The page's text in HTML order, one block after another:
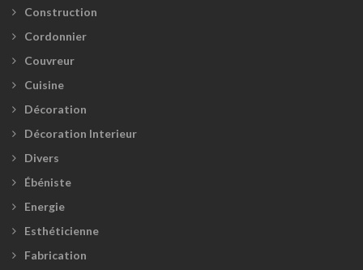
Construction
Cordonnier
Couvreur
Cuisine
Décoration
Décoration Interieur
Divers
Ébéniste
Energie
Esthéticienne
Fabrication